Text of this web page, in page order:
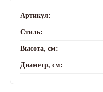
Артикул:
Стиль:
Высота, см:
Диаметр, см: